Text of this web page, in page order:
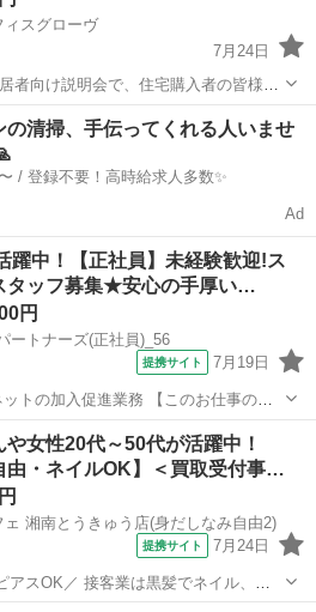
スグローヴ
7月24日
かりやすくご説明していただくお仕事
新しい住環境での快適なインターネッ
っ...
販売 スタッフ
の清掃、手伝ってくれる人いませ
日給例1万円〜 / 登録不要！高時給求人多数✨
Ad
躍中！【正社員】未経験歓迎!ス
タッフ募集★安心の手厚い…
円
ートナーズ(正社員)_56
提携サイト 7月19日
も始められる充実の研修制度！ ・分か
聞ける！手厚いサポート体制あり！
携帯ショップ
や女性20代～50代が活躍中！
・ネイルOK】＜買取受付事…
ェ 湘南とうきゅう店(身だしなみ自由2)
提携サイト 7月24日
スOK／ 接客業は黒髪でネイル、ア
ど ジュエルカフェでは、すべてが自由